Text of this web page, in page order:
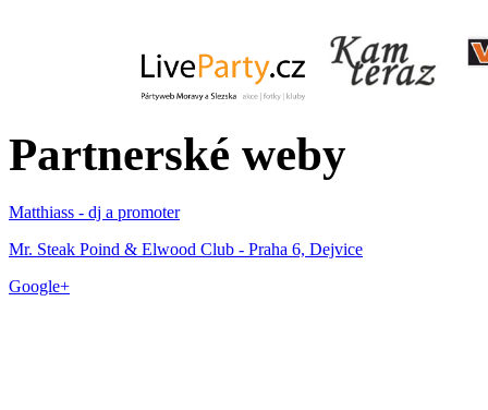
Partnerské weby
Matthiass - dj a promoter
Mr. Steak Poind & Elwood Club - Praha 6, Dejvice
Google+